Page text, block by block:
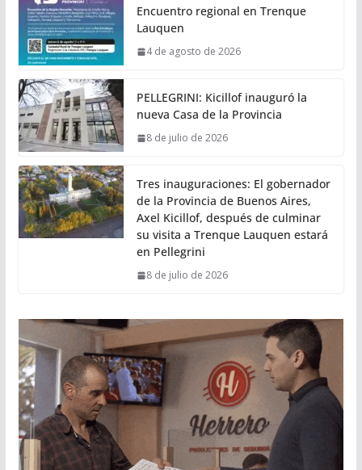
Encuentro regional en Trenque
Lauquen
4 de agosto de 2026
PELLEGRINI: Kicillof inauguró la
nueva Casa de la Provincia
8 de julio de 2026
Tres inauguraciones: El gobernador
de la Provincia de Buenos Aires,
Axel Kicillof, después de culminar
su visita a Trenque Lauquen estará
en Pellegrini
8 de julio de 2026